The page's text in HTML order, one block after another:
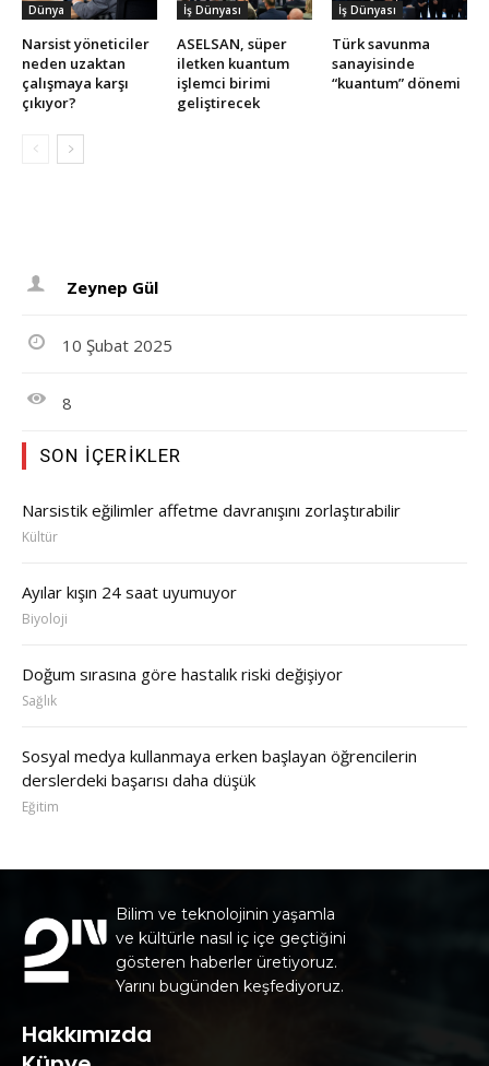
Dünya
Narsist yöneticiler
neden uzaktan
çalışmaya karşı
çıkıyor?
İş Dünyası
ASELSAN, süper
iletken kuantum
işlemci birimi
geliştirecek
İş Dünyası
Türk savunma
sanayisinde
“kuantum” dönemi
Zeynep Gül
10 Şubat 2025
8
SON İÇERIKLER
Narsistik eğilimler affetme davranışını zorlaştırabilir
Kültür
Ayılar kışın 24 saat uyumuyor
Biyoloji
Doğum sırasına göre hastalık riski değişiyor
Sağlık
Sosyal medya kullanmaya erken başlayan öğrencilerin
derslerdeki başarısı daha düşük
Eğitim
Bilim ve teknolojinin yaşamla
ve kültürle nasıl iç içe geçtiğini
gösteren haberler üretiyoruz.
Yarını bugünden keşfediyoruz.
Hakkımızda